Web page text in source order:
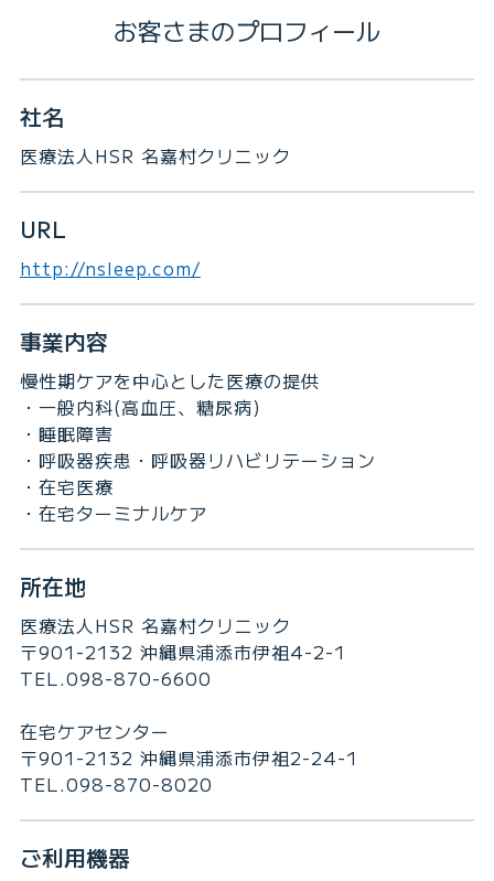
お客さまのプロフィール
社名
医療法人HSR 名嘉村クリニック
URL
http://nsleep.com/
事業内容
慢性期ケアを中心とした医療の提供
・一般内科(高血圧、糖尿病)
・睡眠障害
・呼吸器疾患・呼吸器リハビリテーション
・在宅医療
・在宅ターミナルケア
所在地
医療法人HSR 名嘉村クリニック
〒901-2132 沖縄県浦添市伊祖4-2-1
TEL.098-870-6600
在宅ケアセンター
〒901-2132 沖縄県浦添市伊祖2-24-1
TEL.098-870-8020
ご利用機器